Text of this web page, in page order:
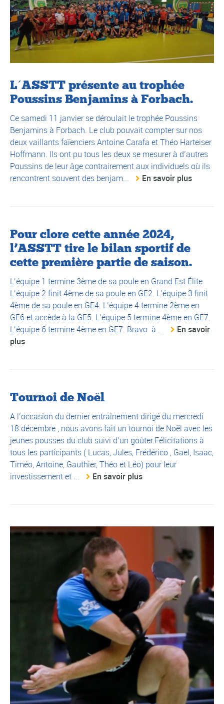
L´ASSTT présente au trophée
Poussins Benjamins à Forbach.
Ce samedi 11 janvier se déroulait le trophée Poussins
Benjamins à Forbach. Le club pouvait compter sur nos
deux vaillants faïenciers Antoine Carafa et Théo Harteiser
Hoffmann. Ils ont pu tous les deux se mesurer à d’autres
Poussins de leur âge contrairement aux individuels où ils
rencontrent souvent des benjam...
En savoir plus
Pour clore cette année 2024,
l’ASSTT tire le bilan sportif de
cette première partie de saison.
L’équipe 1 termine 3ème de sa poule en Grand Est Élite.
L’équipe 2 finit 4ème de sa poule en GE2. L’équipe 3 finit
4ème de sa poule en GE4. L’équipe 4 termine 2ème en
GE6 et accède à la GE5. L’équipe 5 termine 4ème en GE7.
L’équipe 6 termine 4ème en GE7. Bravo à ...
En savoir
plus
Tournoi de Noël
A l’occasion du dernier entraînement dirigé du mercredi
18 décembre , nous avons fait un tournoi de Noël avec les
jeunes pousses du club suivi d’un goûter.Félicitations à
tous les participants ( Lucas, Jules, Frédérico , Gael, Isaac,
Timéo, Antoine, Gauthier, Théo et Léo) pour leur
investissement et ...
En savoir plus